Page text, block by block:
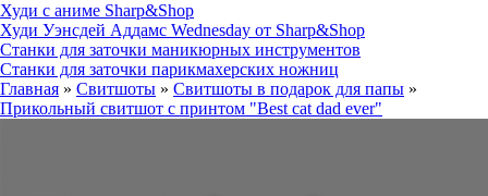
Худи с аниме Sharp&Shop
Худи Уэнсдей Аддамс Wednesday от Sharp&Shop
Станки для заточки маникюрных инструментов
Станки для заточки парикмахерских ножниц
Главная » Свитшоты » Свитшоты в подарок для папы »
Прикольный свитшот с принтом "Best cat dad ever"